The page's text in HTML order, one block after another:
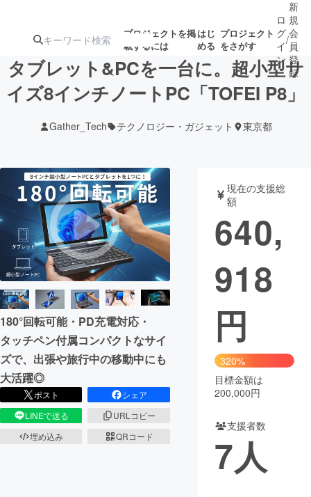
プロジェクトを掲
載するには
はじ
める
プロジェクト
をさがす
ターン
ジェクト
ロジェクト
もうすぐ公開
されます
アート・写真 音楽
テクノロジー・ガジェット ゲーム・サ
映像・映画
ビジネス・起業
まちづくり・地域活性化
CAMPFIRE Creation
CAMPFIREふるさと納税machi-ya コミュニティ
ロ
グ
イ
ン
/
新
規
会
員
登
録
タブレット&PCを一台に。超小型サ
イズ8インチノートPC「TOFEI P8」
Gather_Tech テクノロジー・ガジェット 東京都
180°回転可能・PD充電対応・
タッチペン付属コンパクトなサイ
ズで、出張や旅行中の移動中にも
大活躍◎
ポスト
シェア
LINEで送る
URLコピー
埋め込み
QRコード
現在の支援総
額
640,
918
円
320%
目標金額は
200,000円
支援者数
7人